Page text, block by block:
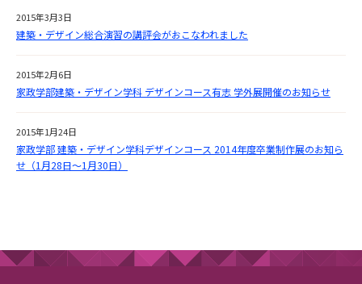
2015年3月3日
建築・デザイン総合演習の講評会がおこなわれました
2015年2月6日
家政学部建築・デザイン学科 デザインコース有志 学外展開催のお知らせ
2015年1月24日
家政学部 建築・デザイン学科デザインコース 2014年度卒業制作展のお知ら
せ（1月28日～1月30日）